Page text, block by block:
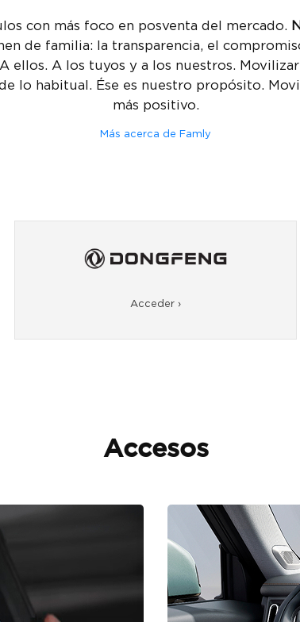
con más foco en posventa del mercado.
de familia: la transparencia, el
ellos. A los tuyos y a los nuestros.
lo habitual. Ése es nuestro propósito.
más positivo.
Más acerca de Famly
Acceder ›
Accesos